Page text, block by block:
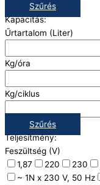
Szűrés
Kapacitás:
Űrtartalom (Liter)
Kg/óra
Kg/ciklus
Szűrés
Teljesítmény:
Feszültség (V)
1,87
220 230
~ 1N x 230 V, 50 Hz